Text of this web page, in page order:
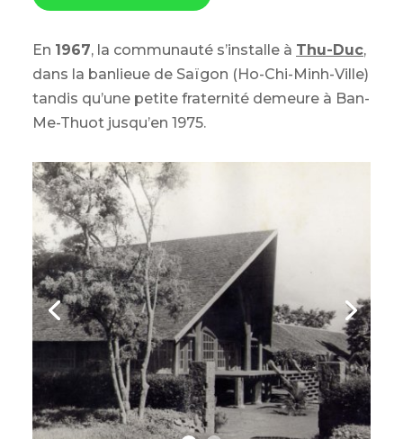
En 1967, la communauté s’installe à Thu-Duc,
dans la banlieue de Saïgon (Ho-Chi-Minh-Ville)
tandis qu’une petite fraternité demeure à Ban-
Me-Thuot jusqu’en 1975.